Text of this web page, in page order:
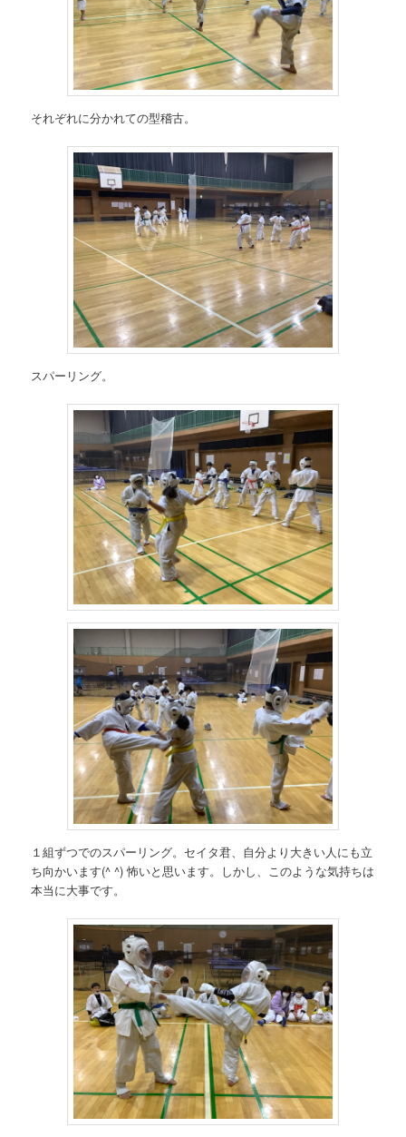
それぞれに分かれての型稽古。
スパーリング。
１組ずつでのスパーリング。セイタ君、自分より大きい人にも立
ち向かいます(^ ^) 怖いと思います。しかし、このような気持ちは
本当に大事です。